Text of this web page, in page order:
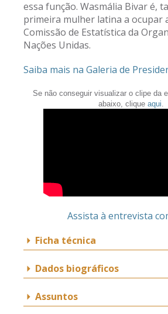
essa função. Wasmália Bivar é,
primeira mulher latina a ocupar
Comissão de Estatística da
Nações Unidas.
Saiba mais na Galeria de
Se não conseguir visualizar o clipe da
abaixo, clique aqui.
Assista à entrevista
Ficha técnica
Dados biográficos
Assuntos